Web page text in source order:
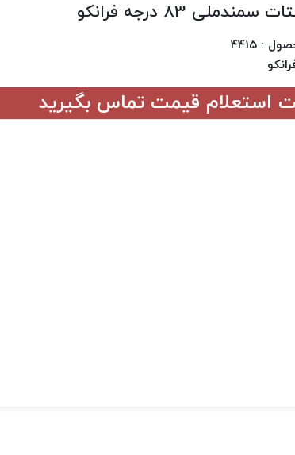
83 درجه فرانکو
: 4415
استعلام قیمت تماس بگیرید